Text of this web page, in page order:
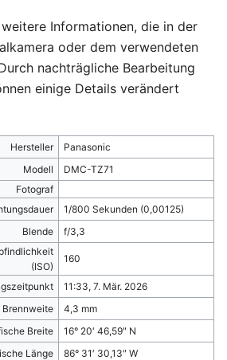
Informationen, die in der
oder dem verwendeten
nachträgliche Bearbeitung
einige Details verändert
Hersteller
Panasonic
Modell
DMC-TZ71
Fotograf
1/800 Sekunden (0,00125)
Blende
f/3,3
(ISO)
160
11:33, 7. Mär. 2026
Brennweite
4,3 mm
Breite
16° 20′ 46,59″ N
Länge
86° 31′ 30,13″ W